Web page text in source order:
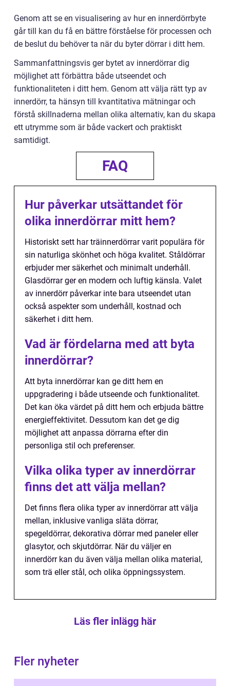
Genom att se en visualisering av hur en innerdörrbyte
går till kan du få en bättre förståelse för processen och
de beslut du behöver ta när du byter dörrar i ditt hem.
Sammanfattningsvis ger bytet av innerdörrar dig
möjlighet att förbättra både utseendet och
funktionaliteten i ditt hem. Genom att välja rätt typ av
innerdörr, ta hänsyn till kvantitativa mätningar och
förstå skillnaderna mellan olika alternativ, kan du skapa
ett utrymme som är både vackert och praktiskt
samtidigt.
FAQ
Hur påverkar utsättandet för
olika innerdörrar mitt hem?
Historiskt sett har träinnerdörrar varit populära för
sin naturliga skönhet och höga kvalitet. Ståldörrar
erbjuder mer säkerhet och minimalt underhåll.
Glasdörrar ger en modern och luftig känsla. Valet
av innerdörr påverkar inte bara utseendet utan
också aspekter som underhåll, kostnad och
säkerhet i ditt hem.
Vad är fördelarna med att byta
innerdörrar?
Att byta innerdörrar kan ge ditt hem en
uppgradering i både utseende och funktionalitet.
Det kan öka värdet på ditt hem och erbjuda bättre
energieffektivitet. Dessutom kan det ge dig
möjlighet att anpassa dörrarna efter din
personliga stil och preferenser.
Vilka olika typer av innerdörrar
finns det att välja mellan?
Det finns flera olika typer av innerdörrar att välja
mellan, inklusive vanliga släta dörrar,
spegeldörrar, dekorativa dörrar med paneler eller
glasytor, och skjutdörrar. När du väljer en
innerdörr kan du även välja mellan olika material,
som trä eller stål, och olika öppningssystem.
Läs fler inlägg här
Fler nyheter